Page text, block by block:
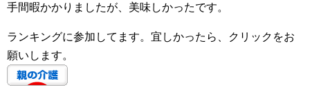
手間暇かかりましたが、美味しかったです。
ランキングに参加してます。宜しかったら、クリックをお
願いします。